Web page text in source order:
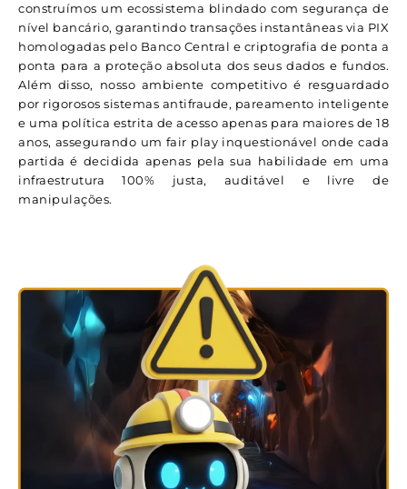
construímos um ecossistema blindado com segurança de
nível bancário, garantindo transações instantâneas via PIX
homologadas pelo Banco Central e criptografia de ponta a
ponta para a proteção absoluta dos seus dados e fundos.
Além disso, nosso ambiente competitivo é resguardado
por rigorosos sistemas antifraude, pareamento inteligente
e uma política estrita de acesso apenas para maiores de 18
anos, assegurando um fair play inquestionável onde cada
partida é decidida apenas pela sua habilidade em uma
infraestrutura 100% justa, auditável e livre de
manipulações.